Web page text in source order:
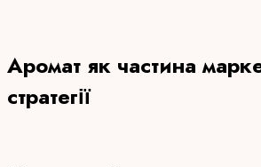
Аромат як частина
стратегії